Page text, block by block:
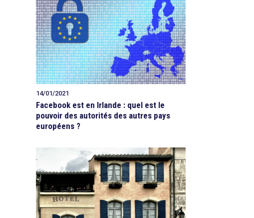
14/01/2021
Facebook est en Irlande : quel est le
pouvoir des autorités des autres pays
européens ?